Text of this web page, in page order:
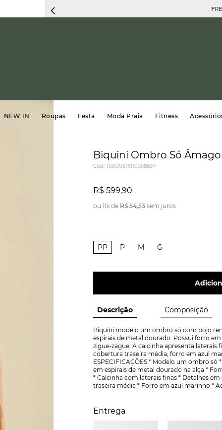
NEW IN Roupas Festa Moda Praia Fitness
Biquini Ombro Só Âmago
Cód.: 10000511910998697
R$ 599,90
ou 11x de R$ 54,53 sem juros
PP P M G
Descrição Composição
Biquíni modelo um ombro só com bojo
espirais de metal dourado. Possui forro
zigue-zague. A calcinha apresenta
cobertura traseira média, forro em azul
ESPECIFICAÇÕES * Modelo um ombro
em espirais de metal dourado na alça *
* Calcinha com laterais finas * Detalhes
traseira média * Forro em azul marinho *
Entrega